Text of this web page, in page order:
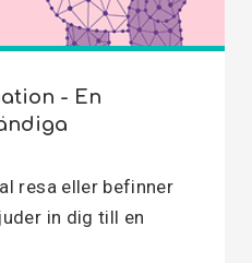
- En
resa eller befinner
in dig till en